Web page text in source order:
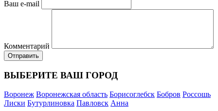
Ваш e-mail
Комментарий
ВЫБЕРИТЕ ВАШ ГОРОД
Воронеж Воронежская область Борисоглебск Бобров Россошь
Лиски Бутурлиновка Павловск Анна